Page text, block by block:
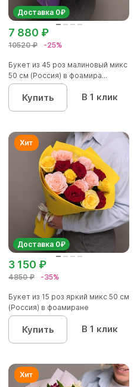
Доставка 0₽
10520 ₽ -25%
7 880 ₽
Букет из 45 роз малиновый микс
50 см (Россия) в фоамира...
Купить В 1 клик
Доставка 0₽
4850 ₽ -35%
3 150 ₽
Букет из 15 роз яркий микс 50 см
(Россия) в фоамиране
Купить В 1 клик